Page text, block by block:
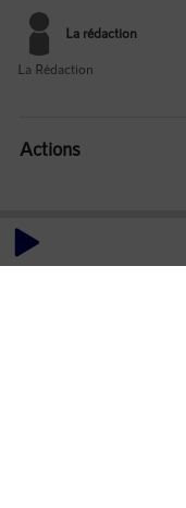
La rédaction
La Rédaction
Actions
Commentaires